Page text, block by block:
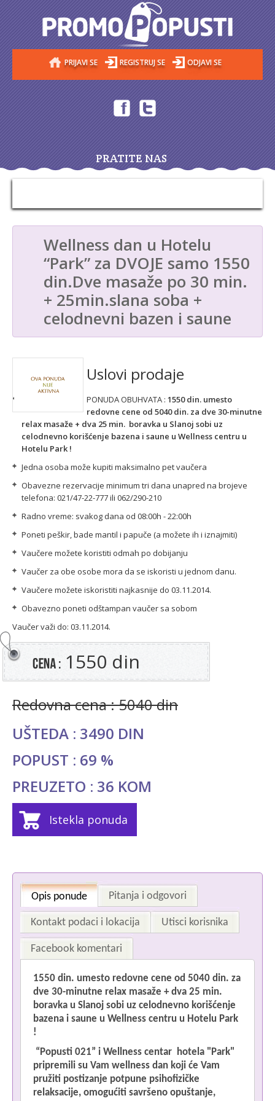
PRIJAVI SE REGISTRUJ SE ODJAVI SE
PRATITE NAS
Wellness dan u Hotelu
“Park” za DVOJE samo 1550
din.Dve masaže po 30 min.
+ 25min.slana soba +
celodnevni bazen i saune
Uslovi prodaje
PONUDA OBUHVATA : 1550 din. umesto
redovne cene od 5040 din. za dve 30-minutne
relax masaže + dva 25 min. boravka u Slanoj sobi uz
celodnevno korišćenje bazena i saune u Wellness centru u
Hotelu Park !
Jedna osoba može kupiti maksimalno pet vaučera
Obavezne rezervacije minimum tri dana unapred na brojeve
telefona: 021/47-22-777 ili 062/290-210
Radno vreme: svakog dana od 08:00h - 22:00h
Poneti peškir, bade mantil i papuče (a možete ih i iznajmiti)
Vaučere možete koristiti odmah po dobijanju
Vaučer za obe osobe mora da se iskoristi u jednom danu.
Vaučere možete iskoristiti najkasnije do 03.11.2014.
Obavezno poneti odštampan vaučer sa sobom
Vaučer važi do: 03.11.2014.
1550 din
Redovna cena : 5040 din
UŠTEDA : 3490 DIN
POPUST : 69 %
PREUZETO : 36 KOM
Istekla ponuda
Opis ponude Pitanja i odgovori
Kontakt podaci i lokacija Utisci korisnika
Facebook komentari
1550 din. umesto redovne cene od 5040 din. za
dve 30-minutne relax masaže + dva 25 min.
boravka u Slanoj sobi uz celodnevno korišćenje
bazena i saune u Wellness centru u Hotelu Park
!
“Popusti 021” i Wellness centar hotela "Park"
pripremili su Vam wellness dan koji će Vam
pružiti postizanje potpune psihofizičke
relaksacije, omogućiti savršeno opuštanje,